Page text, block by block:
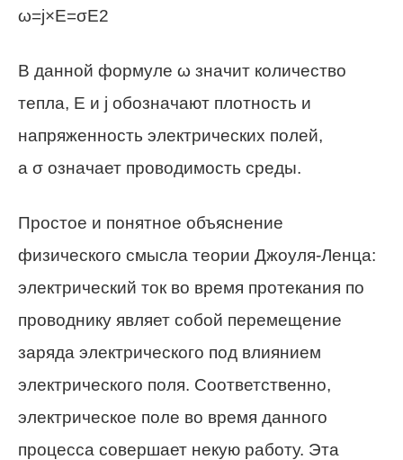
ω=j×E=σE2
В данной формуле ω значит количество
тепла, E и j обозначают плотность и
напряженность электрических полей,
а σ означает проводимость среды.
Простое и понятное объяснение
физического смысла теории Джоуля-Ленца:
электрический ток во время протекания по
проводнику являет собой перемещение
заряда электрического под влиянием
электрического поля. Соответственно,
электрическое поле во время данного
процесса совершает некую работу. Эта